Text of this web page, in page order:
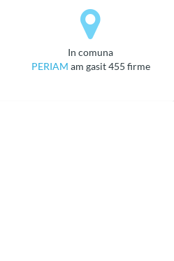
in comuna
PERIAM am gasit 455 firme